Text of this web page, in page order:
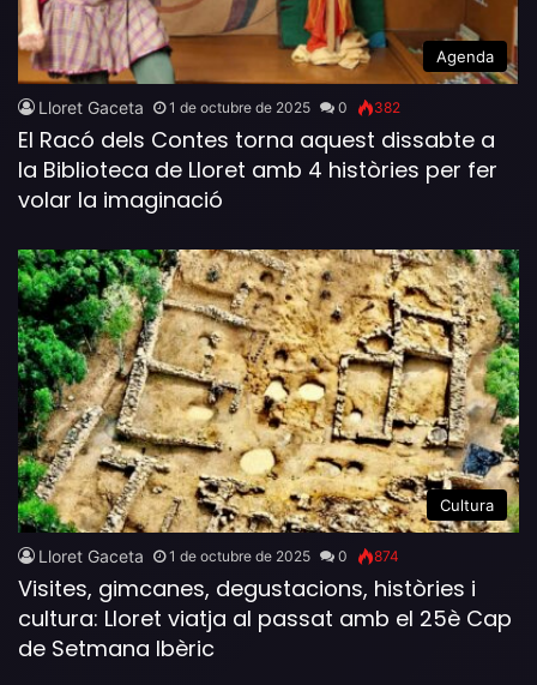
Agenda
Lloret Gaceta 1 de octubre de 2025 0 382
El Racó dels Contes torna aquest dissabte a
la Biblioteca de Lloret amb 4 històries per fer
volar la imaginació
Cultura
Lloret Gaceta 1 de octubre de 2025 0 874
Visites, gimcanes, degustacions, històries i
cultura: Lloret viatja al passat amb el 25è Cap
de Setmana Ibèric